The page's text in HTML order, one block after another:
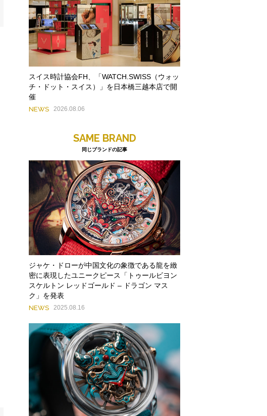
スイス時計協会FH、「WATCH.SWISS（ウォッ
チ・ドット・スイス）」を日本橋三越本店で開
催
NEWS 2026.08.06
SAME BRAND
同じブランドの記事
ジャケ・ドローが中国文化の象徴である龍を緻
密に表現したユニークピース「トゥールビヨン
スケルトン レッドゴールド – ドラゴン マス
ク」を発表
NEWS 2025.08.16